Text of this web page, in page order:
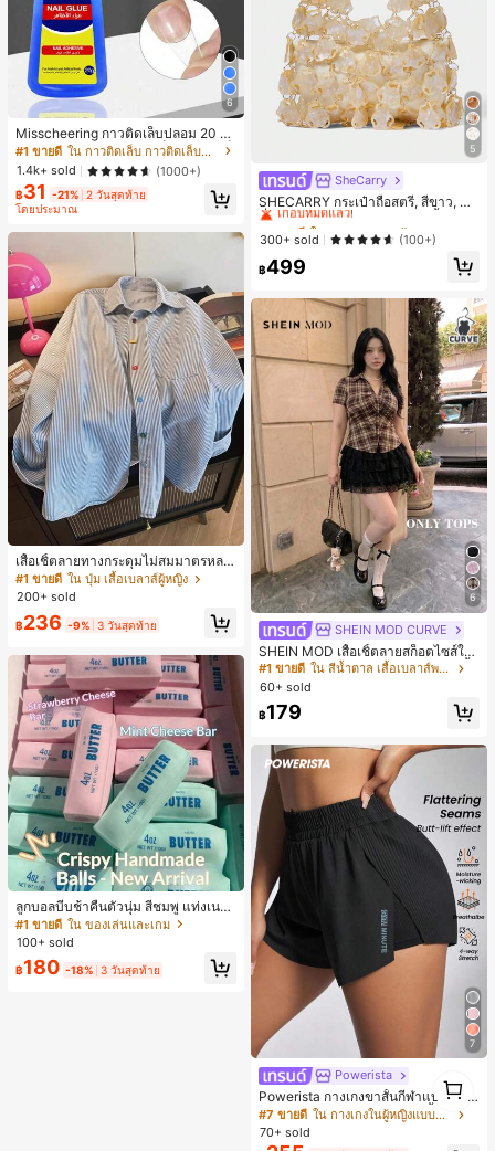
6
Misscheering กาวติดเล็บปลอม 20 กรั
ม แรงยึดสูง เจลสติกเกอร์เล็บนุ่ม แห้งเร็
ว เหมาะสำหรับผู้เริ่มต้นทำเล็บ ติดทนน
าน
#1 ขายดี
ใน กาวติดเล็บ กาวติดเล็บและสารยึดติด
1.4k+ sold
(1000+)
฿31 -21% 2 วันสุดท้าย
โดยประมาณ
เสื้อเชิ้ตลายทางกระดุมไม่สมมาตรหลว
ม ๆ สีสันสดใสสำหรับผู้หญิง สไตล์หรูหร
า น่ารัก มินิมอล สดใส ใส่ได้ทุกวัน ทำง
#1 ขายดี ใน ปุ่ม เสื้อเบลาส์ผู้หญิง
200+ sold
฿236 -9% 3 วันสุดท้าย
ลูกบอลบีบช้าคืนตัวนุ่ม สีชมพู แท่งเนย
บีบคลายเครียด นุ่มยืดหยุ่น ของเล่นบีบ
4 ออนซ์ ของเล่นเกลือ เหมาะสำหรับขอ
ของขวัญวันเกิด ของขวัญอีสเตอร์ ของ
#1 ขายดี ใน ของเล่นและเกม
100+ sold
฿180 -18% 3 วันสุดท้าย
5
SheCarry
SHECARRY กระเป๋าถือสตรี, สีขาว, แฟ
ชั่น, สง่างาม, วันหยุด, งานปาร์ตี้
#1 ขายดี
เกือบหมดแล้ว!
#1 ขายดี
เกือบหมดแล้ว!
#1 ขายดี
เกือบหมดแล้ว!
#1 ขายดี
ใน บรรยากาศฤดูร้อน กระเป๋าหูหิ้วด้านบนผู้หญิง
เกือบหมดแล้ว!
300+ sold (100+)
฿499
6
SHEIN MOD CURVE
SHEIN MOD เสื้อเชิ้ตลายสก็อตไซส์ให
ญ่, ฤดูใบไม้ร่วง/ฤดูหนาว, สไตล์พรีพพี้,
ใส่ประจำวันแบบสบายๆ, สำหรับสาววัย
รุ่นเดินทางไปทำงาน
#1 ขายดี
ใน สีน้ำตาล เสื้อเบลาส์พลัสไซส์
60+ sold
฿179
7
Powerista
Powerista กางเกงขาสั้นกีฬาแบบเรียบ
ง่าย สไตล์วันทุกวัน กางเกงขาสั้นสบาย
พร้อมเสวตเตอร์
#7 ขายดี
ใน กางเกงในผู้หญิงแบบแอคทีฟ
70+ sold